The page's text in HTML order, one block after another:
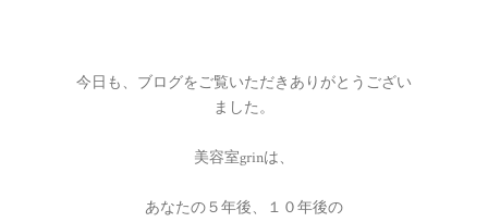
今日も、ブログをご覧いただきありがとうござい
ました。
美容室grinは、
あなたの５年後、１０年後の